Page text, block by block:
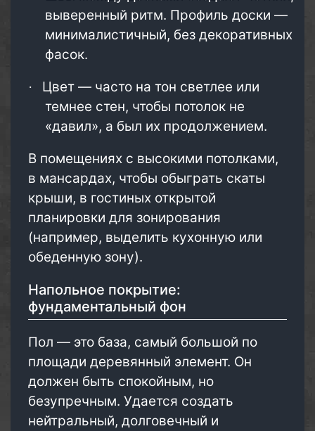
выверенный ритм. Профиль доски —
минималистичный, без декоративных
фасок.
·
Цвет — часто на тон светлее или
темнее стен, чтобы потолок не
«давил», а был их продолжением.
В помещениях с высокими потолками,
в мансардах, чтобы обыграть скаты
крыши, в гостиных открытой
планировки для зонирования
(например, выделить кухонную или
обеденную зону).
Напольное покрытие:
фундаментальный фон
Пол — это база, самый большой по
площади деревянный элемент. Он
должен быть спокойным, но
безупречным. Удается создать
нейтральный, долговечный и